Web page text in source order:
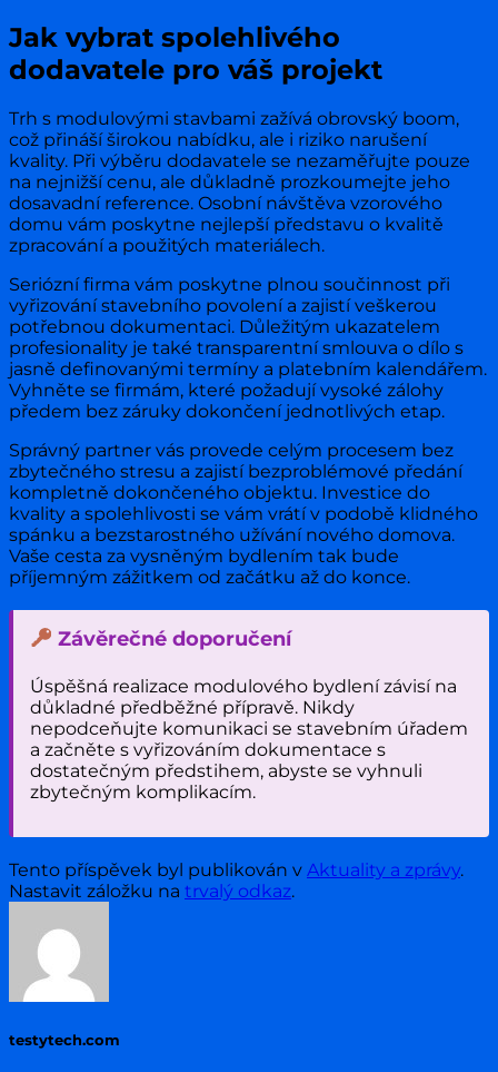
Jak vybrat spolehlivého
dodavatele pro váš projekt
Trh s modulovými stavbami zažívá obrovský boom,
což přináší širokou nabídku, ale i riziko narušení
kvality. Při výběru dodavatele se nezaměřujte pouze
na nejnižší cenu, ale důkladně prozkoumejte jeho
dosavadní reference. Osobní návštěva vzorového
domu vám poskytne nejlepší představu o kvalitě
zpracování a použitých materiálech.
Seriózní firma vám poskytne plnou součinnost při
vyřizování stavebního povolení a zajistí veškerou
potřebnou dokumentaci. Důležitým ukazatelem
profesionality je také transparentní smlouva o dílo s
jasně definovanými termíny a platebním kalendářem.
Vyhněte se firmám, které požadují vysoké zálohy
předem bez záruky dokončení jednotlivých etap.
Správný partner vás provede celým procesem bez
zbytečného stresu a zajistí bezproblémové předání
kompletně dokončeného objektu. Investice do
kvality a spolehlivosti se vám vrátí v podobě klidného
spánku a bezstarostného užívání nového domova.
Vaše cesta za vysněným bydlením tak bude
příjemným zážitkem od začátku až do konce.
Závěrečné doporučení
Úspěšná realizace modulového bydlení závisí na
důkladné předběžné přípravě. Nikdy
nepodceňujte komunikaci se stavebním úřadem
a začněte s vyřizováním dokumentace s
dostatečným předstihem, abyste se vyhnuli
zbytečným komplikacím.
Tento příspěvek byl publikován v Aktuality a zprávy.
Nastavit záložku na trvalý odkaz.
testytech.com